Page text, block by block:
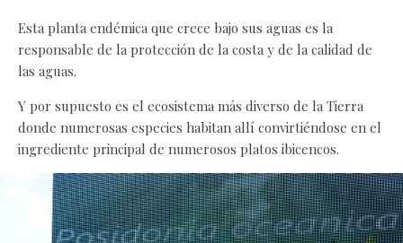
Esta planta endémica que crece bajo sus aguas es la
responsable de la protección de la costa y de la calidad de
las aguas.
Y por supuesto es el ecosistema más diverso de la Tierra
donde numerosas especies habitan allí convirtiéndose en el
ingrediente principal de numerosos platos ibicencos.